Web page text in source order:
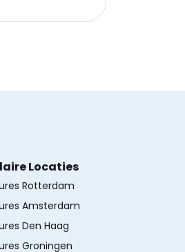
Locaties
Rotterdam
Amsterdam
Den Haag
Groningen